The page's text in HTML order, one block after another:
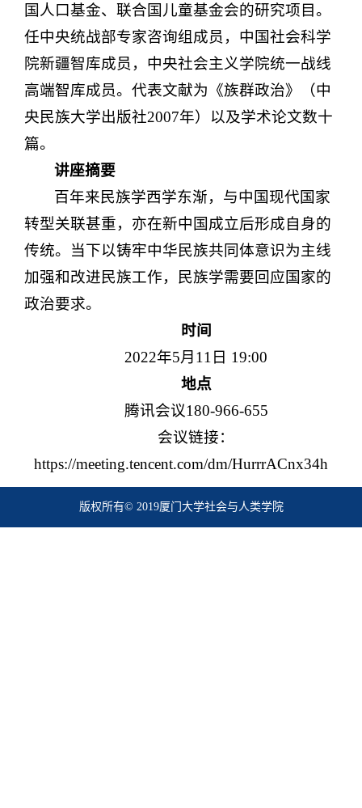
国人口基金、联合国儿童基金会的研究项目。
任中央统战部专家咨询组成员，中国社会科学
院新疆智库成员，中央社会主义学院统一战线
高端智库成员。代表文献为《族群政治》（中
央民族大学出版社2007年）以及学术论文数十
篇。
讲座摘要
百年来民族学西学东渐，与中国现代国家
转型关联甚重，亦在新中国成立后形成自身的
传统。当下以铸牢中华民族共同体意识为主线
加强和改进民族工作，民族学需要回应国家的
政治要求。
时间
2022年5月11日 19:00
地点
腾讯会议180-966-655
会议链接：
https://meeting.tencent.com/dm/HurrrACnx34h
版权所有© 2019厦门大学社会与人类学院